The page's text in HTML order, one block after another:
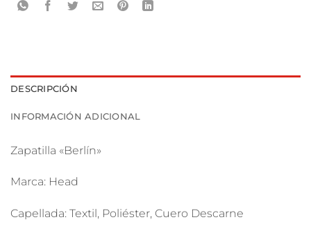
DESCRIPCIÓN
INFORMACIÓN ADICIONAL
Zapatilla «Berlín»
Marca: Head
Capellada: Textil, Poliéster, Cuero Descarne